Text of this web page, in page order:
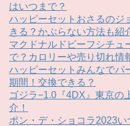
はいつまで？
ハッピーセットおさるのジ
きる？かぶらない方法も紹
マクドナルドビーフシチュ
で？カロリーや売り切れ情
ハッピーセットみんなでパ
期間！交換できる？
ゴジラ−1.0『4DX』東京の
介！
ポン・デ・ショコラ2023